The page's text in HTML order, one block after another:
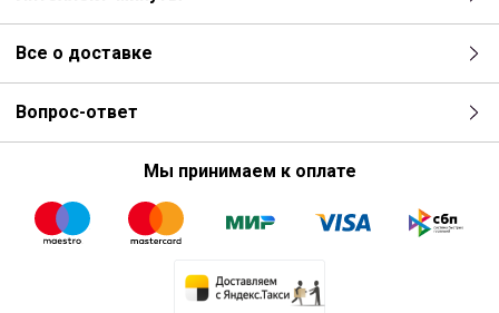
Все о доставке
Вопрос-ответ
Мы принимаем к оплате